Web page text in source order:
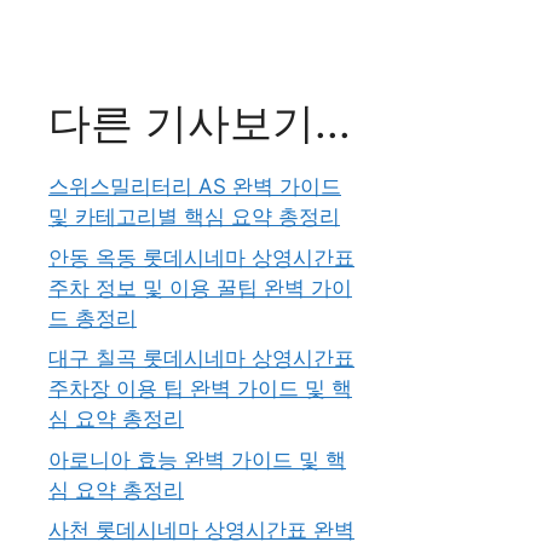
다른 기사보기...
스위스밀리터리 AS 완벽 가이드
및 카테고리별 핵심 요약 총정리
안동 옥동 롯데시네마 상영시간표
주차 정보 및 이용 꿀팁 완벽 가이
드 총정리
대구 칠곡 롯데시네마 상영시간표
주차장 이용 팁 완벽 가이드 및 핵
심 요약 총정리
아로니아 효능 완벽 가이드 및 핵
심 요약 총정리
사천 롯데시네마 상영시간표 완벽